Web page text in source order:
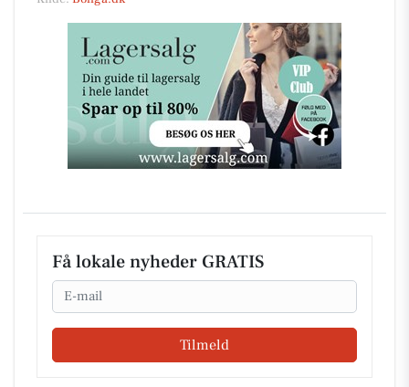
Få lokale nyheder GRATIS
Email
Tilmeld